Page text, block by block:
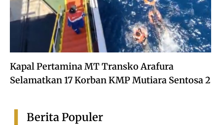
Kapal Pertamina MT Transko Arafura
Selamatkan 17 Korban KMP Mutiara Sentosa 2
Berita Populer